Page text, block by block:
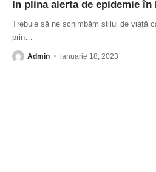
In plina alerta de epidemie în
Trebuie să ne schimbăm stilul de viață
prin
Admin ianuarie 18, 2023